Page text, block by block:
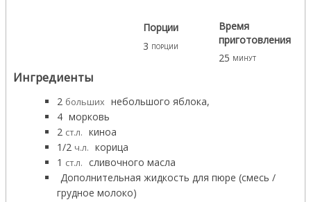
Порции
3 порции
Время
приготовления
25 минут
Ингредиенты
2 больших небольшого яблока,
4 морковь
2 ст.л. киноа
1/2 ч.л. корица
1 ст.л. сливочного масла
Дополнительная жидкость для пюре (смесь /
грудное молоко)